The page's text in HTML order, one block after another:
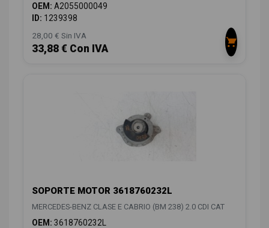
OEM: A2055000049
ID: 1239398
28,00 € Sin IVA
33,88 € Con IVA
SOPORTE MOTOR 3618760232L
MERCEDES-BENZ CLASE E CABRIO (BM 238) 2.0 CDI CAT
OEM: 3618760232L